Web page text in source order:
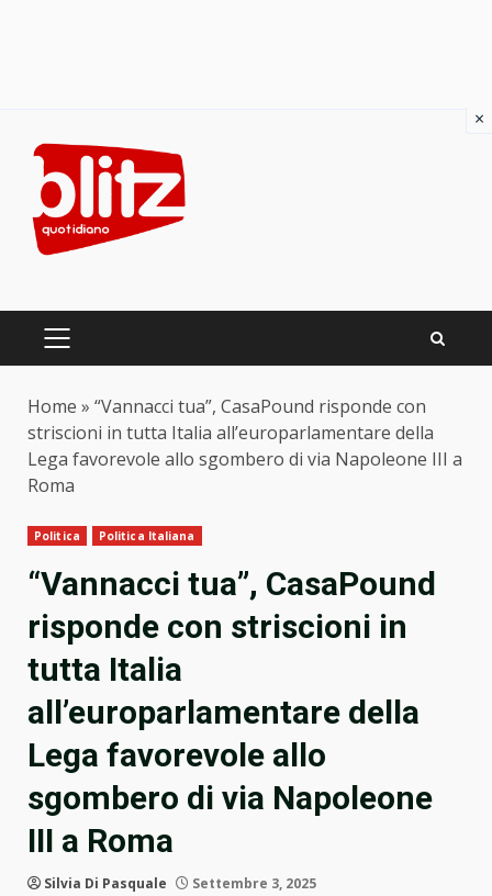
content
PRIMARY
Home » “Vannacci tua”, CasaPound risponde con
striscioni in tutta Italia all’europarlamentare della
Lega favorevole allo sgombero di via Napoleone III a
Roma
Politica Politica Italiana
“Vannacci tua”, CasaPound
risponde con striscioni in
tutta Italia
all’europarlamentare della
Lega favorevole allo
sgombero di via Napoleone
III a Roma
Silvia Di Pasquale Settembre 3, 2025
×